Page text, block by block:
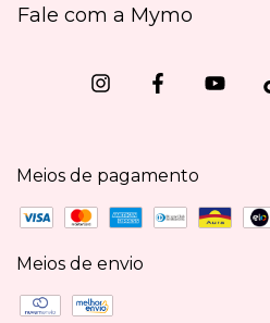
Fale com a Mymo
Meios de pagamento
Meios de envio